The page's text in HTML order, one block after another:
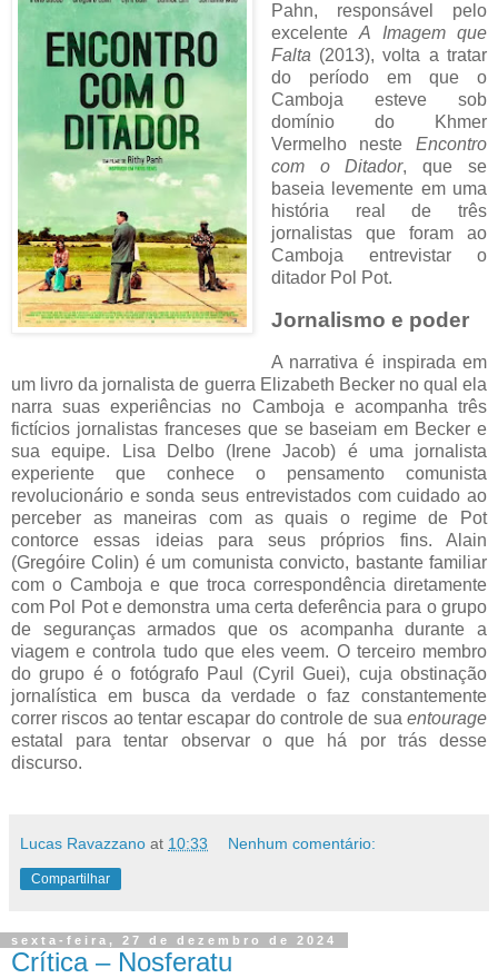
Pahn, responsável pelo
excelenteA Imagem que
Falta (2013), volta a tratar
do período em que o
Camboja esteve sob
domínio do Khmer
Vermelho neste Encontro
com o Ditador, que se
baseia levemente em uma
história real de três
jornalistas que foram ao
Camboja entrevistar o
ditador Pol Pot.
Jornalismo e poder
A narrativa é inspirada em
um livro da jornalista de guerra Elizabeth Becker no qual ela
narra suas experiências no Camboja e acompanha três
fictícios jornalistas franceses que se baseiam em Becker e
sua equipe. Lisa Delbo (Irene Jacob) é uma jornalista
experiente que conhece o pensamento comunista
revolucionário e sonda seus entrevistados com cuidado ao
perceber as maneiras com as quais o regime de Pot
contorce essas ideias para seus próprios fins. Alain
(Gregóire Colin) é um comunista convicto, bastante familiar
com o Camboja e que troca correspondência diretamente
com Pol Pot e demonstra uma certa deferência para o grupo
de seguranças armados que os acompanha durante a
viagem e controla tudo que eles veem. O terceiro membro
do grupo é o fotógrafo Paul (Cyril Guei), cuja obstinação
jornalística em busca da verdade o faz constantemente
correr riscos ao tentar escapar do controle de sua entourage
estatal para tentar observar o que há por trás desse
discurso.
Lucas Ravazzano at 10:33 Nenhum comentário:
Compartilhar
sexta-feira, 27 de dezembro de 2024
Crítica – Nosferatu